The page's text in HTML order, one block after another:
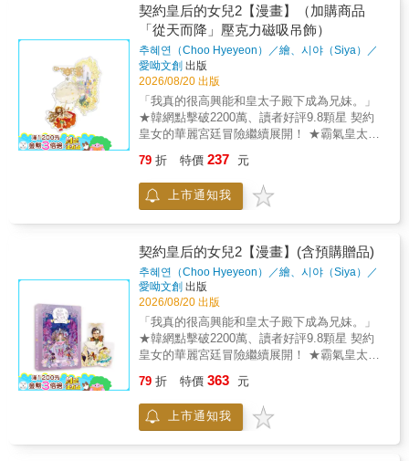
送「夕陽茶會」精美留言卡 憑藉著出色的能
力及可愛的力量，莉莉卡慢慢在宮中累積了一
些聲望，並在誤打誤撞間悄悄改變了宮廷的勢
力。為了迎接即將回宮的皇太子堂哥，莉莉卡
滿懷期待地籌辦了一場精緻的茶會，想親近這
位傳說中的兄長，兄妹兩人卻有了奇妙的相
遇……某天，莉莉卡撐著媽媽送的華麗蕾絲陽
傘在花園散步，意外邂逅了有著驚人容貌的漂
亮男孩──巴拉特家族最傑出的作品，菲約爾
德．巴拉特小公爵。究竟這兩位話題人物的接
樣翻天覆地的改變呢？「我……第一次看到這
麼優美的曲膝禮……可以教我嗎？」＝延伸閱
讀＝愛生活◆愛閱讀◆愛創作更多精采活動與
https://www.facebook.com/iyao.book/
契約皇后的女兒2【漫畫】（加購商品
「從天而降」壓克力磁吸吊飾）
추혜연（Choo Hyeyeon）／繪、시야（Siya）／
著著
愛呦文創 出版
2026/08/20 出版
「我真的很高興能和皇太子殿下成為兄妹。」
★韓網點擊破2200萬、讀者好評9.8顆星 契約
皇女的華麗宮廷冒險繼續展開！ ★霸氣皇太子
帥氣登場！ 莉莉卡卻與他們有意想不到的巧
遇？ 同步推出限量特裝組「閃底印簽卡套組」
雙閃徽章、作者加筆壓克力燙印簽名板、書本
商品「從天而降」磁吸壓克力吊飾）備註：1.
此為書展限定的限量商品，數量有限，賣完為
止2. 贈品盒內含磁吸壓克力吊飾，有包氣泡
袋，保護膜請自行撕除3. 贈品盒為白盒，無印
刷、無盒腰，左上角有貼紅色圓點的為正面4.
商品示意圖僅供參考，實際印刷顏色及效果請
以實品為準5. 贈品盒等外包裝為保護之用，若
因運送產生些微碰撞、壓痕等狀況皆屬正常現
象，恕無法退換6. 限量商品無庫存時，若有瑕
天而降」磁吸壓克力吊飾材質：2+1cm透明壓
克力╱皆雙面同圖╱底座有埋磁鐵尺寸：吊飾
約6.5x12.5cm、底座約9.15x5.9cm 莉莉卡的母
79 折 特價 237 元
上市通知我
契約皇后的女兒2【漫畫】(含預購贈品)
추혜연（Choo Hyeyeon）／繪、시야（Siya）／
著著
愛呦文創 出版
2026/08/20 出版
「我真的很高興能和皇太子殿下成為兄妹。」
★韓網點擊破2200萬、讀者好評9.8顆星 契約
皇女的華麗宮廷冒險繼續展開！ ★霸氣皇太子
帥氣登場！ 莉莉卡卻與他們有意想不到的巧
遇？ ★同步推出限量特裝組「閃底印簽卡套
組」 雙閃徽章、作者加筆壓克力燙印簽名板、
79 折 特價 363 元
上市通知我